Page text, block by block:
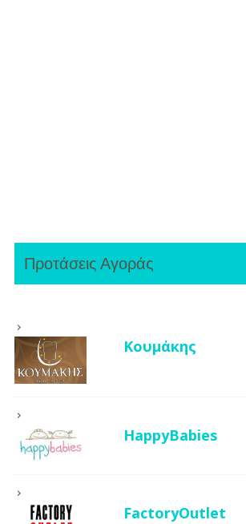
Προτάσεις Αγοράς
Κουμάκης
HappyBabies
FactoryOutlet